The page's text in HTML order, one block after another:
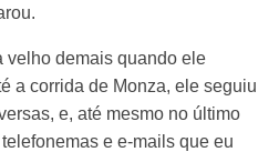
velho demais quando ele
a corrida de Monza, ele seguiu
e, até mesmo no último
e e-mails que eu